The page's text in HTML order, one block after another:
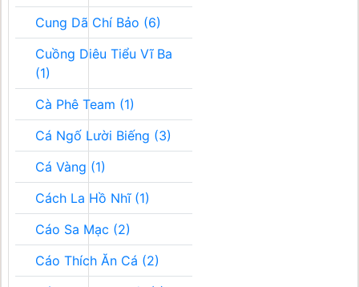
Cung Dã Chí Bảo (6)
Cuồng Diêu Tiểu Vĩ Ba
(1)
Cà Phê Team (1)
Cá Ngố Lười Biếng (3)
Cá Vàng (1)
Cách La Hồ Nhĩ (1)
Cáo Sa Mạc (2)
Cáo Thích Ăn Cá (2)